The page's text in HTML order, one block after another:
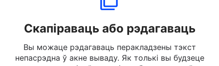
Скапіраваць або рэдагаваць